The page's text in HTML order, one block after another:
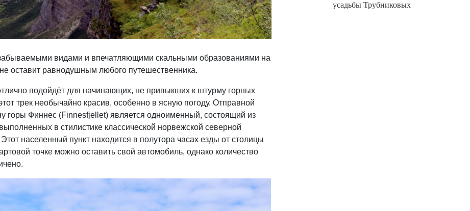
видами и впечатляющими скальными образованиями на
оставит равнодушным любого путешественника.
подойдёт для начинающих, не привыкших к штурму горных
трек необычайно красив, особенно в ясную погоду. Отправной
горы Финнес (Finnesfjellet) является одноименный, состоящий из
в стилистике классической норвежской северной
населенный пункт находится в полутора часах езды от столицы
точке можно оставить свой автомобиль, однако количество
усадьбы Трубниковых